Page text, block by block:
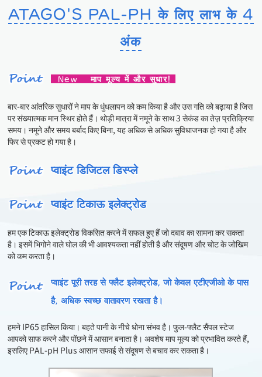
ATAGO'S PAL-PH के लिए लाभ के 4
अंक
New माप मूल्य में और सुधार!
बार-बार आंतरिक सुधारों ने माप के धुंधलापन को कम किया है और उस गति को बढ़ाया है जिस
पर संख्यात्मक मान स्थिर होते हैं। थोड़ी मात्रा में नमूने के साथ 3 सेकंड का तेज़ प्रतिक्रिया
समय। नमूने और समय बर्बाद किए बिना, यह अधिक से अधिक सुविधाजनक हो गया है और
फिर से प्रकट हो गया है।
प्वाइंट डिजिटल डिस्प्ले
प्वाइंट टिकाऊ इलेक्ट्रोड
हम एक टिकाऊ इलेक्ट्रोड विकसित करने में सफल हुए हैं जो दबाव का सामना कर सकता
है। इसमें भिगोने वाले घोल की भी आवश्यकता नहीं होती है और संदूषण और चोट के जोखिम
को कम करता है।
प्वाइंट पूरी तरह से फ्लैट इलेक्ट्रोड, जो केवल एटीएजीओ के पास
है, अधिक स्वच्छ वातावरण रखता है।
हमने IP65 हासिल किया। बहते पानी के नीचे धोना संभव है। फुल-फ्लैट सैंपल स्टेज
आपको साफ करने और पोंछने में आसान बनाता है। अवशेष माप मूल्य को प्रभावित करते हैं,
इसलिए PAL-pH Plus आसान सफाई से संदूषण से बचाव कर सकता है।